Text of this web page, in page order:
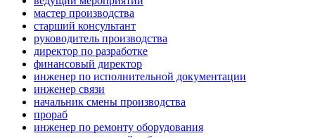
мастер производства
старший консультант
руководитель производства
директор по разработке
финансовый директор
инженер по исполнительной документации
инженер связи
начальник смены производства
прораб
инженер по ремонту оборудования